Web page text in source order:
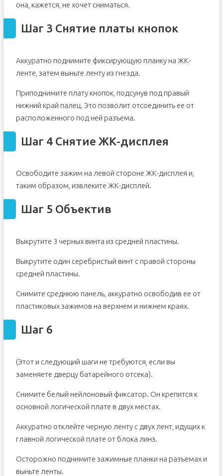
она, кажется, не хочет сниматься.
Шаг 3 Снятие платы кнопок
Аккуратно поднимите фиксирующую планку на ЖК-
ленте, затем выньте ленту из гнезда.
Приподнимите плату кнопок, подсунув под правый
нижний край палец. Это позволит отсоединить ее от
расположенного под ней разъема.
Шаг 4 Снятие ЖК-дисплея
Освободите зажим на левой стороне ЖК-дисплея и,
таким образом, извлеките ЖК-дисплей.
Шаг 5 Объектив
Выкрутите 3 черных винта из средней пластины.
Выкрутите один серебристый винт с правой стороны
средней пластины.
Снимите среднюю панель, аккуратно освободив ее от
пластиковых зажимов на верхнем и нижнем краях.
Шаг 6
(Этот и следующий шаги не требуются, если вы
заменяете дверцу батарейного отсека).
Снимите белый нейлоновый фиксатор. Он крепится к
основной логической плате в двух местах.
Аккуратно отклейте черную ленту с двух лент, идущих к
главной логической плате от блока линз.
Осторожно поднимите зажимные планки на разъемах и
выньте ленты.